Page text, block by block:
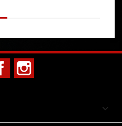
Facebook
